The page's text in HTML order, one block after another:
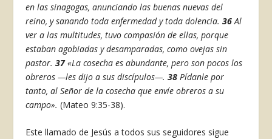
en las sinagogas, anunciando las buenas nuevas del
reino, y sanando toda enfermedad y toda dolencia.36Al
ver a las multitudes, tuvo compasión de ellas, porque
estaban agobiadas y desamparadas, como ovejas sin
pastor.37«La cosecha es abundante, pero son pocos los
obreros —les dijo a sus discípulos—.38 Pídanle por
tanto, al Señor de la cosecha que envíe obreros a su
campo». (Mateo 9:35-38).
Este llamado de Jesús a todos sus seguidores sigue